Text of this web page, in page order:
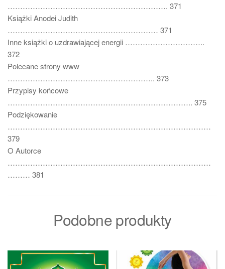
………………………………………………………. 371
Książki Anodei Judith
…………………………………………………… 371
Inne książki o uzdrawiającej energii …………………………..
372
Polecane strony www
………………………………………………….. 373
Przypisy końcowe
……………………………………………………………….. 375
Podziękowanie
………………………………………………………………………
379
O Autorce
………………………………………………………………………
……… 381
Podobne produkty